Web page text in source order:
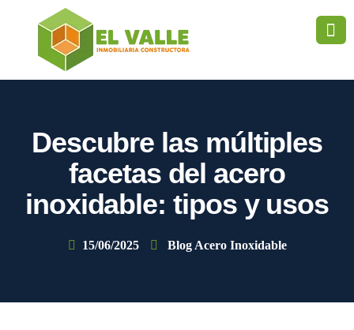
Descubre las múltiples
facetas del acero
inoxidable: tipos y usos
15/06/2025 Blog Acero Inoxidable